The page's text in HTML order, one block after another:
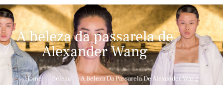
A beleza da passarela de
Alexander Wang
Home Beleza A Beleza Da Passarela De Alexander Wang